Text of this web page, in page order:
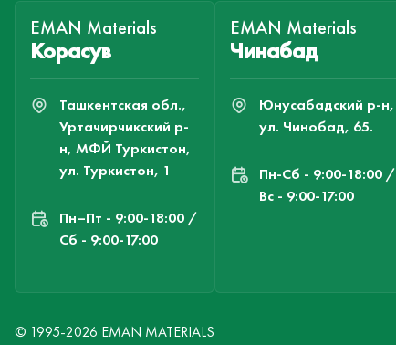
EMAN Materials
Корасув
Ташкентская обл.,
Уртачирчикский р-
н, МФЙ Туркистон,
ул. Туркистон, 1
Пн–Пт - 9:00-18:00 /
Сб - 9:00-17:00
EMAN Materials
Чинабад
Юнусабадский р-н,
ул. Чинобад, 65.
Пн-Cб - 9:00-18:00 /
Вс - 9:00-17:00
© 1995-2026 EMAN MATERIALS